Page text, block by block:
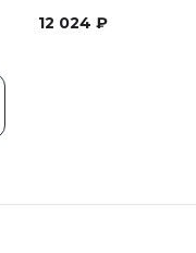
12 024 ₽